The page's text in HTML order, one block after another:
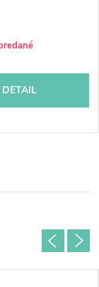
DETAIL